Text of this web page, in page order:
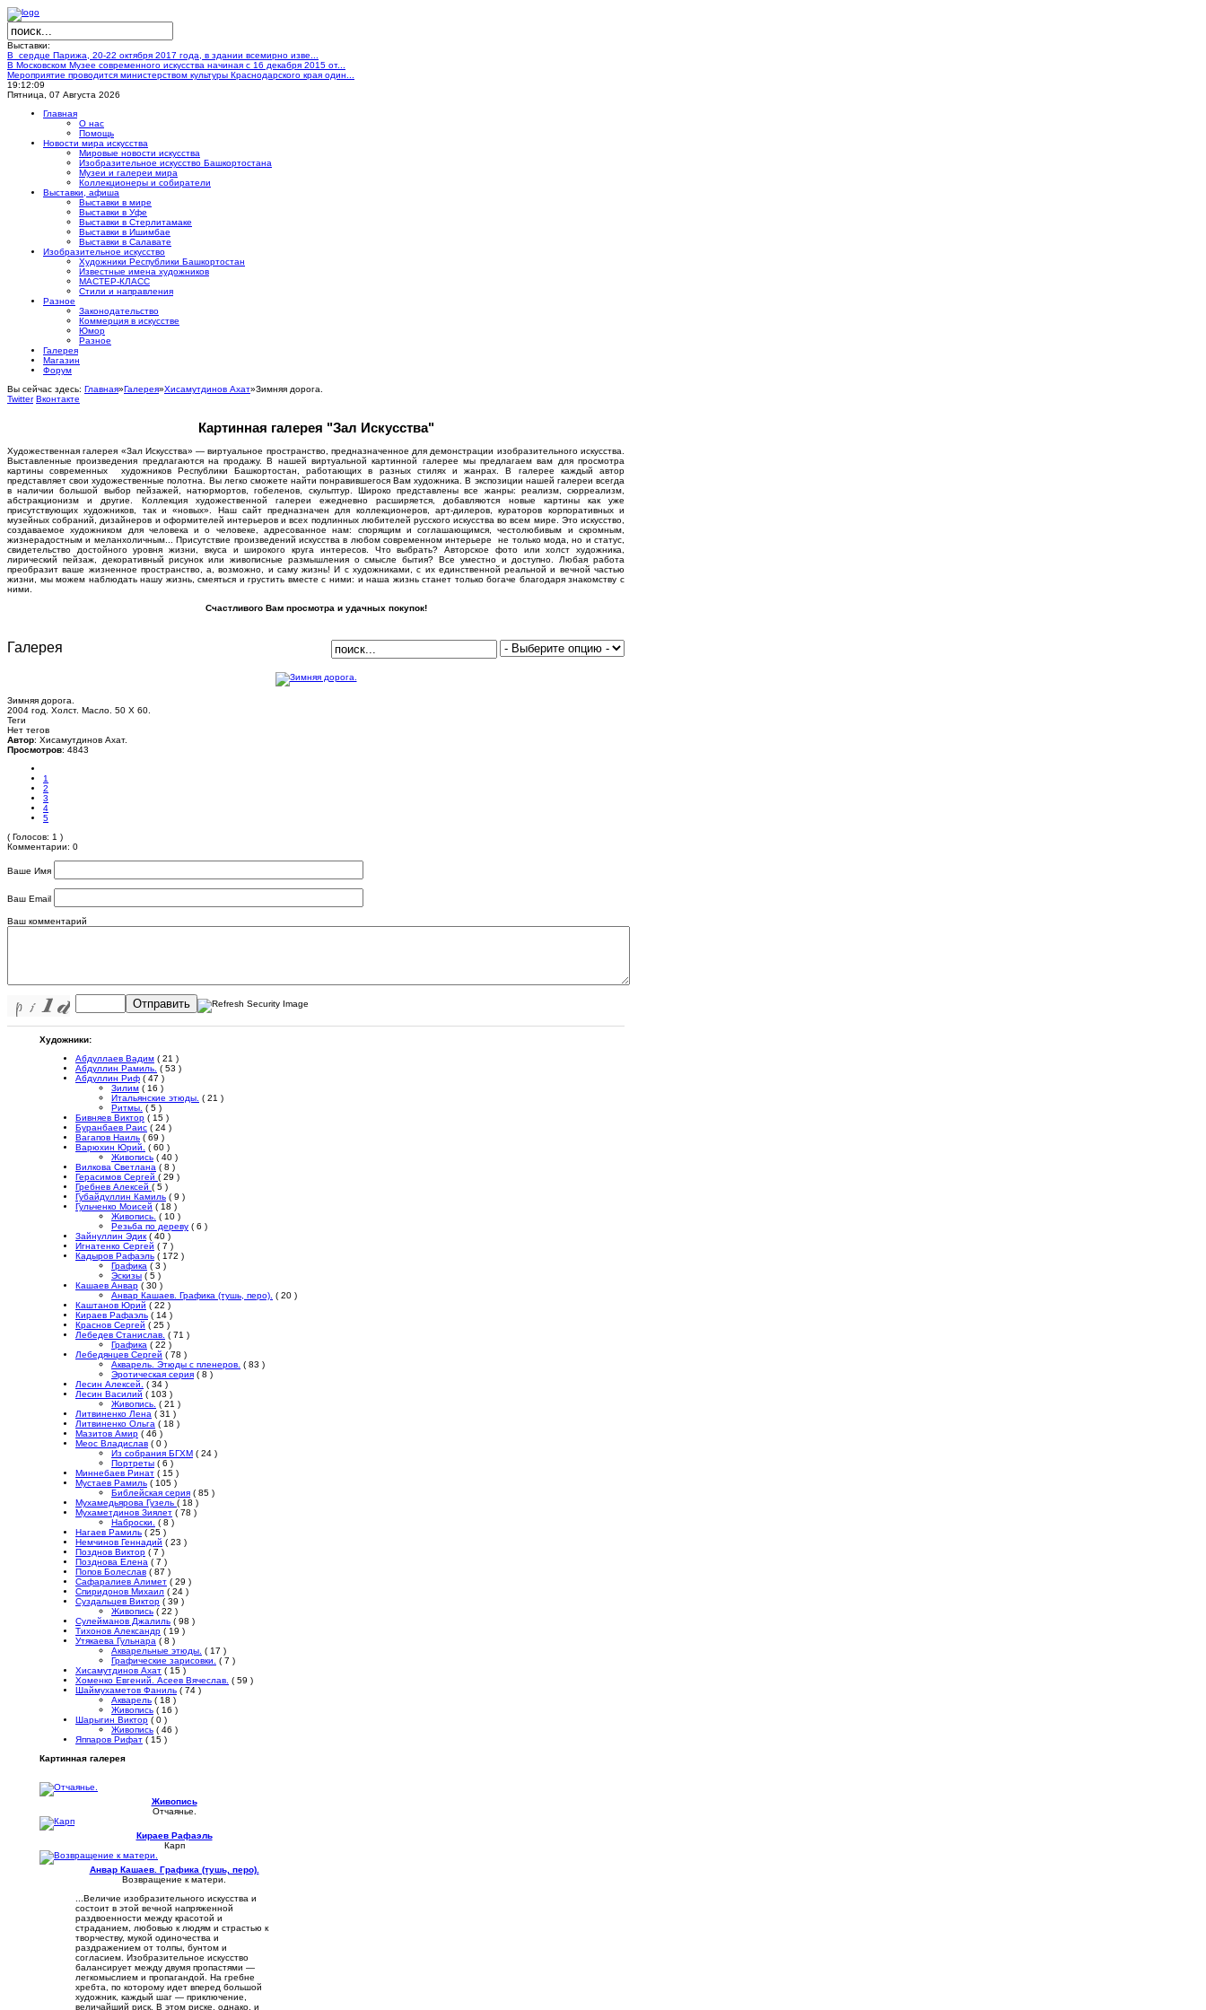
Выставки:
В сердце Парижа, 20-22 октября 2017 года, в здании всемирно изве...
В Московском Музее современного искусства начиная с 16 декабря 2015 от...
Мероприятие проводится министерством культуры Краснодарского края один...
19:12:10
Пятница, 07 Августа 2026
Главная
О нас
Помощь
Новости мира искусства
Мировые новости искусства
Изобразительное искусство Башкортостана
Музеи и галереи мира
Коллекционеры и собиратели
Выставки, афиша
Выставки в мире
Выставки в Уфе
Выставки в Стерлитамаке
Выставки в Ишимбае
Выставки в Салавате
Изобразительное искусство
Художники Республики Башкортостан
Известные имена художников
МАСТЕР-КЛАСС
Стили и направления
Разное
Законодательство
Коммерция в искусстве
Юмор
Разное
Галерея
Магазин
Форум
Вы сейчас здесь: Главная»Галерея»Хисамутдинов Ахат»Зимняя дорога.
Twitter Вконтакте
Картинная галерея "Зал Искусства"
Художественная галерея «Зал Искусства» — виртуальное пространство, предназначенное для демонстрации изобразительного искусства.
Выставленные произведения предлагаются на продажу. В нашей виртуальной картинной галерее мы предлагаем вам для просмотра
картины современных художников Республики Башкортостан, работающих в разных стилях и жанрах. В галерее каждый автор
представляет свои художественные полотна. Вы легко сможете найти понравившегося Вам художника. В экспозиции нашей галереи всегда
в наличии большой выбор пейзажей, натюрмортов, гобеленов, скульптур. Широко представлены все жанры: реализм, сюрреализм,
абстракционизм и другие. Коллекция художественной галереи ежедневно расширяется, добавляются новые картины как уже
присутствующих художников, так и «новых». Наш сайт предназначен для коллекционеров, арт-дилеров, кураторов корпоративных и
музейных собраний, дизайнеров и оформителей интерьеров и всех подлинных любителей русского искусства во всем мире. Это искусство,
создаваемое художником для человека и о человеке, адресованное нам: спорящим и соглашающимся, честолюбивым и скромным,
жизнерадостным и меланхоличным... Присутствие произведений искусства в любом современном интерьере не только мода, но и статус,
свидетельство достойного уровня жизни, вкуса и широкого круга интересов. Что выбрать? Авторское фото или холст художника,
лирический пейзаж, декоративный рисунок или живописные размышления о смысле бытия? Все уместно и доступно. Любая работа
преобразит ваше жизненное пространство, а, возможно, и саму жизнь! И с художниками, с их единственной реальной и вечной частью
жизни, мы можем наблюдать нашу жизнь, смеяться и грустить вместе с ними: и наша жизнь станет только богаче благодаря знакомству с
ними.
Счастливого Вам просмотра и удачных покупок!
Галерея
Зимняя дорога.
2004 год. Холст. Масло. 50 Х 60.
Теги
Нет тегов
Автор: Хисамутдинов Ахат.
Просмотров: 4843
1
2
3
4
5
( Голосов: 1 )
Комментарии: 0
Ваше Имя
Ваш Email
Ваш комментарий
Отправить
Художники:
Абдуллаев Вадим ( 21 )
Абдуллин Рамиль. ( 53 )
Абдуллин Риф ( 47 )
Зилим ( 16 )
Итальянские этюды. ( 21 )
Ритмы. ( 5 )
Бивняев Виктор ( 15 )
Буранбаев Раис ( 24 )
Вагапов Наиль ( 69 )
Варюхин Юрий. ( 60 )
Живопись ( 40 )
Вилкова Светлана ( 8 )
Герасимов Сергей ( 29 )
Гребнев Алексей ( 5 )
Губайдуллин Камиль ( 9 )
Гульченко Моисей ( 18 )
Живопись. ( 10 )
Резьба по дереву ( 6 )
Зайнуллин Эдик ( 40 )
Игнатенко Сергей ( 7 )
Кадыров Рафаэль ( 172 )
Графика ( 3 )
Эскизы ( 5 )
Кашаев Анвар ( 30 )
Анвар Кашаев. Графика (тушь, перо). ( 20 )
Каштанов Юрий ( 22 )
Кираев Рафаэль ( 14 )
Краснов Сергей ( 25 )
Лебедев Станислав. ( 71 )
Графика ( 22 )
Лебедянцев Сергей ( 78 )
Акварель. Этюды с пленеров. ( 83 )
Эротическая серия ( 8 )
Лесин Алексей. ( 34 )
Лесин Василий ( 103 )
Живопись. ( 21 )
Литвиненко Лена ( 31 )
Литвиненко Ольга ( 18 )
Мазитов Амир ( 46 )
Меос Владислав ( 0 )
Из собрания БГХМ ( 24 )
Портреты ( 6 )
Миннебаев Ринат ( 15 )
Мустаев Рамиль ( 105 )
Библейская серия ( 85 )
Мухамедьярова Гузель ( 18 )
Мухаметдинов Зиялет ( 78 )
Наброски. ( 8 )
Нагаев Рамиль ( 25 )
Немчинов Геннадий ( 23 )
Позднов Виктор ( 7 )
Позднова Елена ( 7 )
Попов Болеслав ( 87 )
Сафаралиев Алимет ( 29 )
Спиридонов Михаил ( 24 )
Суздальцев Виктор ( 39 )
Живопись ( 22 )
Сулейманов Джалиль ( 98 )
Тихонов Александр ( 19 )
Утякаева Гульнара ( 8 )
Акварельные этюды. ( 17 )
Графические зарисовки. ( 7 )
Хисамутдинов Ахат ( 15 )
Хоменко Евгений. Асеев Вячеслав. ( 59 )
Шаймухаметов Фаниль ( 74 )
Акварель ( 18 )
Живопись ( 16 )
Шарыгин Виктор ( 0 )
Живопись ( 46 )
Яппаров Рифат ( 15 )
Картинная галерея
Живопись
Отчаянье.
Кираев Рафаэль
Карп
Анвар Кашаев. Графика (тушь, перо).
Возвращение к матери.
...Величие изобразительного искусства и
состоит в этой вечной напряженной
раздвоенности между красотой и
страданием, любовью к людям и страстью к
творчеству, мукой одиночества и
раздражением от толпы, бунтом и
согласием. Изобразительное искусство
балансирует между двумя пропастями —
легкомыслием и пропагандой. На гребне
хребта, по которому идет вперед большой
художник, каждый шаг — приключение,
величайший риск. В этом риске, однако, и